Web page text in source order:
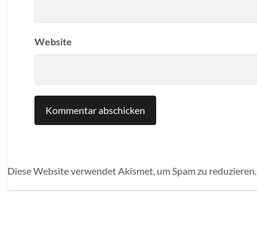
Website
Diese Website verwendet Akismet, um Spam zu reduzieren.